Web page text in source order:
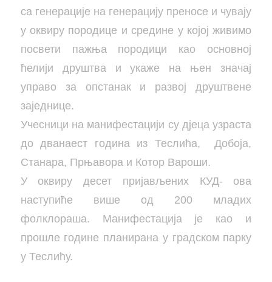
са генерације на генерацију преносе и чувају
у оквиру породице и средине у којој живимо
посвети пажња породици као основној
ћелији друштва и укаже на њен значај
управо за опстанак и развој друштвене
заједнице.
Учесници на манифестацији су дјеца узраста
до дванаест година из Теслића, Добоја,
Станара, Прњавора и Котор Вароши.
У оквиру десет пријављених КУД- ова
наступиће више од 200 младих
фолклораша. Манифестација је као и
прошле године планирана у градском парку
у Теслићу.